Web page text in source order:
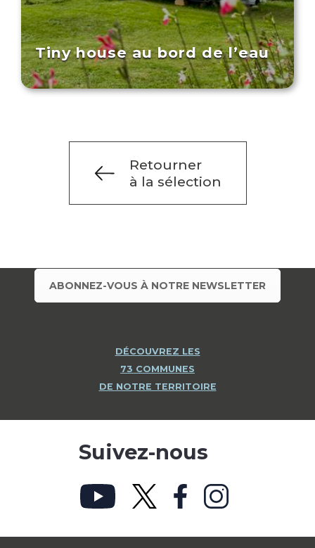
Tiny house au bord de l’eau
Retourner
à la sélection
ABONNEZ-VOUS À NOTRE NEWSLETTER
DÉCOUVREZ LES
73 COMMUNES
DE NOTRE TERRITOIRE
Suivez-nous